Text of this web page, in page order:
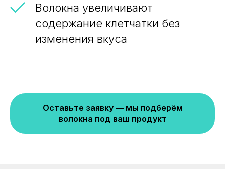
Волокна увеличивают
содержание клетчатки без
изменения вкуса
Оставьте заявку — мы подберём
волокна под ваш продукт